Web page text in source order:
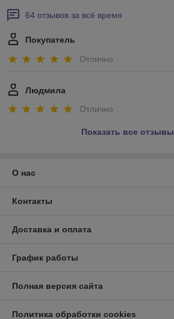
64 отзывов за всё время
Покупатель
Отлично
Людмила
Отлично
Показать все отзывы
О нас
Контакты
Доставка и оплата
График работы
Полная версия сайта
Политика обработки cookies